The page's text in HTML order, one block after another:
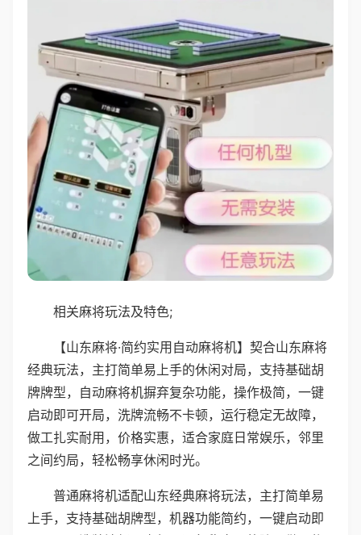
相关麻将玩法及特色;
【山东麻将·简约实用自动麻将机】契合山东麻将
经典玩法，主打简单易上手的休闲对局，支持基础胡
牌牌型，自动麻将机摒弃复杂功能，操作极简，一键
启动即可开局，洗牌流畅不卡顿，运行稳定无故障，
做工扎实耐用，价格实惠，适合家庭日常娱乐，邻里
之间约局，轻松畅享休闲时光。
普通麻将机适配山东经典麻将玩法，主打简单易
上手，支持基础胡牌型，机器功能简约，一键启动即